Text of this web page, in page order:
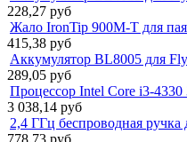
228,27 руб
Жало IronTip 900M-T для
415,38 руб
Аккумулятор BL8005 для
289,05 руб
Процессор Intel Core i3-
3 038,14 руб
2,4 ГГц беспроводная
778,73 руб